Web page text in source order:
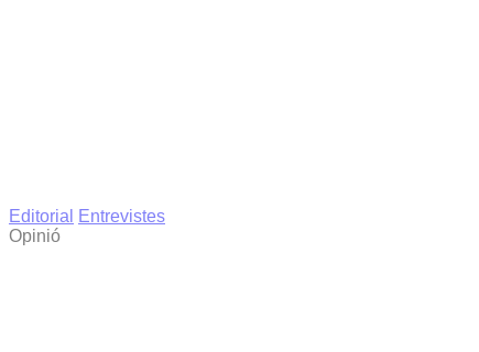
Editorial
Entrevistes
Opinió